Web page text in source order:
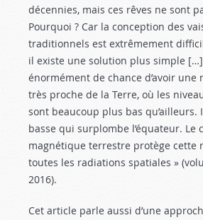
décennies, mais ces rêves ne sont
Pourquoi ? Car la conception des
traditionnels est extrêmement
il existe une solution plus simple
énormément de chance d’avoir une
très proche de la Terre, où les
sont beaucoup plus bas qu’ailleurs.
basse qui surplombe l’équateur. Le
magnétique terrestre protège cette
toutes les radiations spatiales »
2016).
Cet article parle aussi d’une